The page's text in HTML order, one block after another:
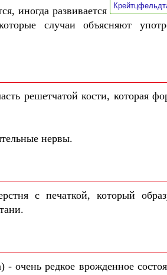
иногда развивается
случаи объясняют
решетчатой кости, которая
нервы.
с печаткой, который
очень редкое врожденное